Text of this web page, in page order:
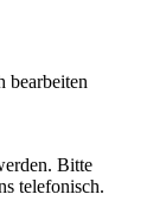
bearbeiten
Bitte
telefonisch.